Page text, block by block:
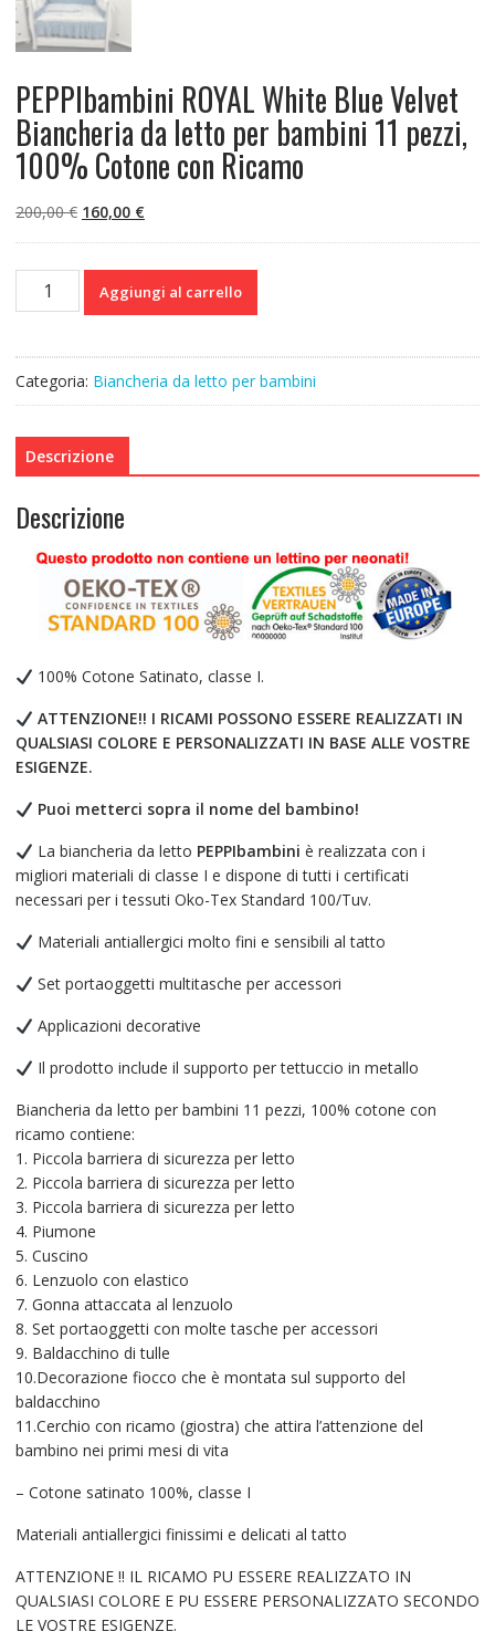
PEPPIbambini ROYAL White Blue Velvet
Biancheria da letto per bambini 11 pezzi,
100% Cotone con Ricamo
200,00€ Il
era:
200,00 €.
160,00 €Il
160,00 €.
PEPPIbambini
ROYAL
Blue
Velvet
Biancheria
letto
per
11
pezzi,
100%
Cotone
quantità
Aggiungi al carrello
Categoria: Biancheria da letto per bambini
Descrizione
Descrizione
100% Cotone Satinato, classe I.
ATTENZIONE!! I RICAMI POSSONO ESSERE REALIZZATI IN
QUALSIASI COLORE E PERSONALIZZATI IN BASE ALLE VOSTRE
ESIGENZE.
Puoi metterci sopra il nome del bambino!
La biancheria da letto PEPPIbambini è realizzata con i
migliori materiali di classe I e dispone di tutti i certificati
necessari per i tessuti Oko-Tex Standard 100/Tuv.
Materiali antiallergici molto fini e sensibili al tatto
Set portaoggetti multitasche per accessori
Applicazioni decorative
Il prodotto include il supporto per tettuccio in metallo
Biancheria da letto per bambini 11 pezzi, 100% cotone con
ricamo contiene:
1. Piccola barriera di sicurezza per letto
2. Piccola barriera di sicurezza per letto
3. Piccola barriera di sicurezza per letto
4. Piumone
5. Cuscino
6. Lenzuolo con elastico
7. Gonna attaccata al lenzuolo
8. Set portaoggetti con molte tasche per accessori
9. Baldacchino di tulle
10.Decorazione fiocco che è montata sul supporto del
baldacchino
11.Cerchio con ricamo (giostra) che attira l’attenzione del
bambino nei primi mesi di vita
– Cotone satinato 100%, classe I
Materiali antiallergici finissimi e delicati al tatto
ATTENZIONE !! IL RICAMO PU ESSERE REALIZZATO IN
QUALSIASI COLORE E PU ESSERE PERSONALIZZATO SECONDO
LE VOSTRE ESIGENZE.